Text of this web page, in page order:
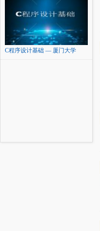
C程序设计基础 — 厦门大学